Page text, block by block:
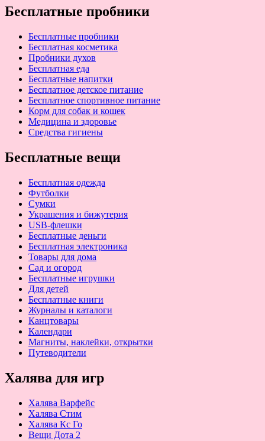
Бесплатные пробники
Бесплатные пробники
Бесплатная косметика
Пробники духов
Бесплатная еда
Бесплатные напитки
Бесплатное детское питание
Бесплатное спортивное питание
Корм для собак и кошек
Медицина и здоровье
Средства гигиены
Бесплатные вещи
Бесплатная одежда
Футболки
Сумки
Украшения и бижутерия
USB-флешки
Бесплатные деньги
Бесплатная электроника
Товары для дома
Сад и огород
Бесплатные игрушки
Для детей
Бесплатные книги
Журналы и каталоги
Канцтовары
Календари
Магниты, наклейки, открытки
Путеводители
Халява для игр
Халява Варфейс
Халява Стим
Халява Кс Го
Вещи Дота 2